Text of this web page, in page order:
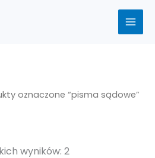
oznaczone “pisma sądowe”
wyników: 2